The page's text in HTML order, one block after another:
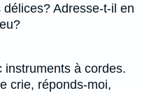
Adresse-t-il en
instruments à cordes.
crie, réponds-moi,